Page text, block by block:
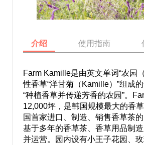
介绍 使用指南
Farm Kamille是由英文单词“农园
性香草“洋甘菊（Kamille）”组成
“种植香草并传递芳香的农园”。
12,000坪，是韩国规模最大的香
国首家进口、制造、销售香草茶
基于多年的香草茶、香草用品制
并运营。园内设有小王子花园、